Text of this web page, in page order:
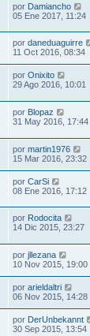
por Damiancho
05 Ene 2017, 11:24
por daneduaguirre
11 Oct 2016, 08:34
por Onixito
29 Ago 2016, 10:01
por Blopaz
31 May 2016, 17:44
por martin1976
15 Mar 2016, 23:32
por CarSi
08 Ene 2016, 17:12
por Rodocita
14 Dic 2015, 23:27
por jllezana
10 Nov 2015, 19:00
por arieldaltri
06 Nov 2015, 14:28
por DerUnbekannt
30 Sep 2015, 13:54